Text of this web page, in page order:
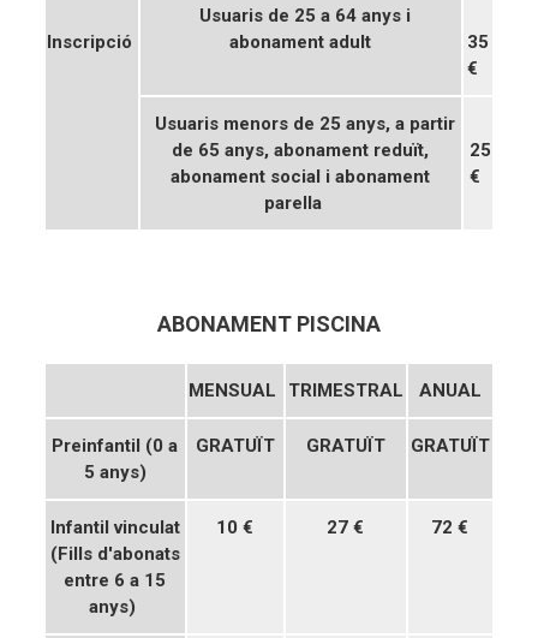
Inscripció
Usuaris de 25 a 64 anys i
abonament adult
35
€
Usuaris menors de 25 anys, a partir
de 65 anys, abonament reduït,
abonament social i abonament
parella
25
€
ABONAMENT PISCINA
MENSUAL TRIMESTRAL ANUAL
Preinfantil (0 a
5 anys)
GRATUÏT GRATUÏT GRATUÏT
Infantil vinculat
(Fills d'abonats
entre 6 a 15
anys)
10 € 27 € 72 €